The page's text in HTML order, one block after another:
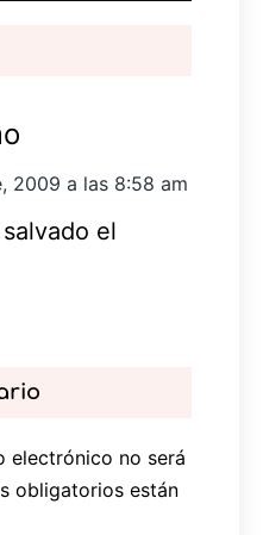
2009 a las 8:58 am
el
electrónico no será
obligatorios están